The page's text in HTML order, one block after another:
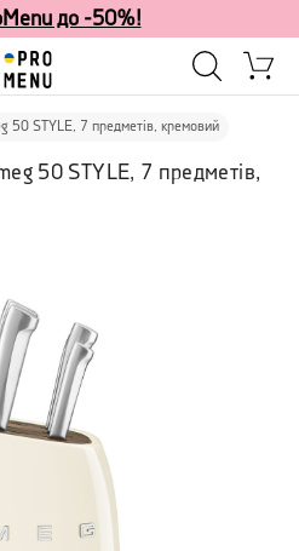
до -50%!
50 STYLE, 7 предметів, кремовий
50 STYLE, 7 предметів,